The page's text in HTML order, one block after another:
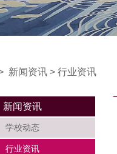
新闻资讯 > 行业资讯
新闻资讯
学校动态
行业资讯